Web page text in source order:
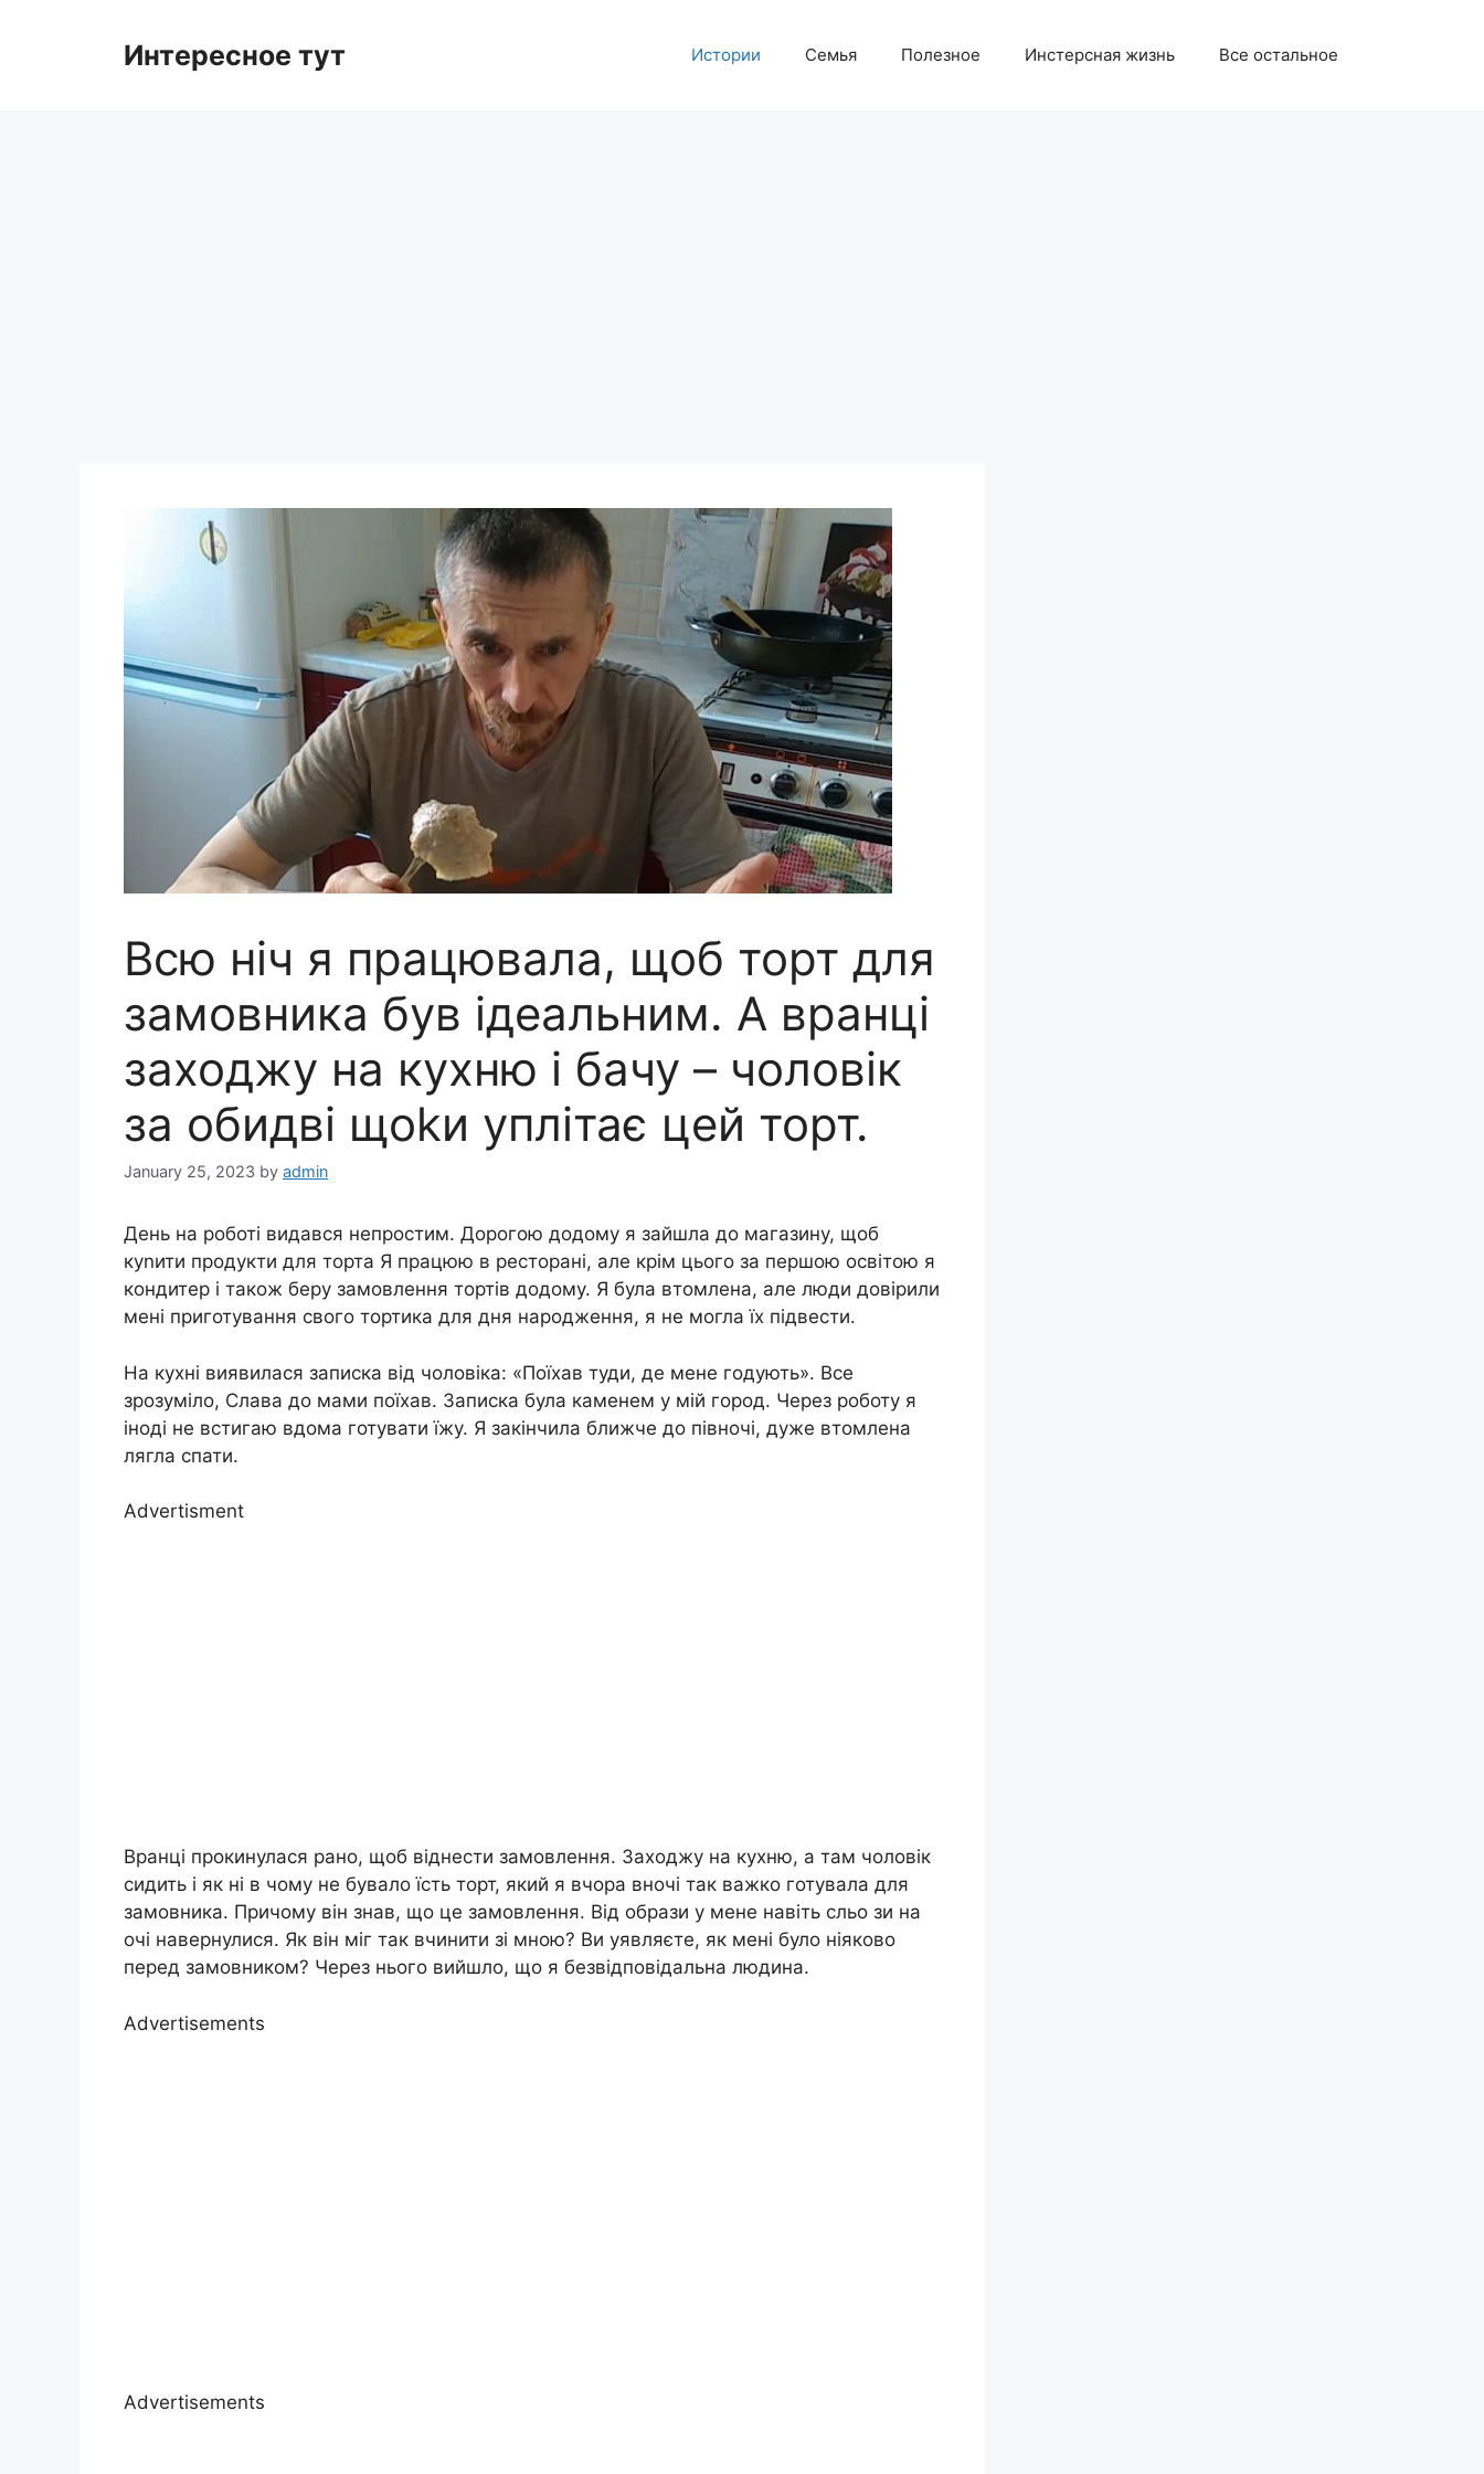
Интересное тут Истории Семья Полезное Инстерсная жизнь Все остальное
Всю ніч я працювала, щоб торт для
замовника був ідеальним. А вранці
заходжу на кухню і бачу – чоловік
за обидві щоkи уплітає цей торт.
January 25, 2023 by admin
День на роботі видався непростим. Дорогою додому я зайшла до магазину, щоб
куnити продукти для торта Я працюю в ресторані, але крім цього за першою освітою я
кондитер і також беру замовлення тортів додому. Я була втомлена, але люди довірили
мені приготування свого тортика для дня народження, я не могла їх підвести.
На кухні виявилася записка від чоловіка: «Поїхав туди, де мене годують». Все
зрозуміло, Слава до мами поїхав. Записка була каменем у мій город. Через роботу я
іноді не встигаю вдома готувати їжу. Я закінчила ближче до півночі, дуже втомлена
лягла спати.
Advertisment
Вранці прокинулася рано, щоб віднести замовлення. Заходжу на кухню, а там чоловік
сидить і як ні в чому не бувало їсть торт, який я вчора вночі так важко готувала для
замовника. Причому він знав, що це замовлення. Від образи у мене навіть сльо зи на
очі навернулися. Як він міг так вчинити зі мною? Ви уявляєте, як мені було ніяково
перед замовником? Через нього вийшло, що я безвідповідальна людина.
Advertisements
Advertisements